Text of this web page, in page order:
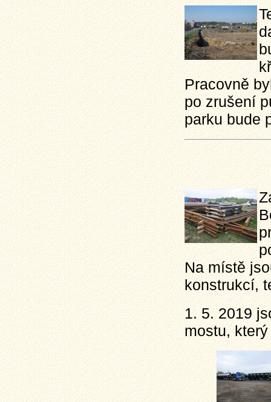
Pracovně
po zrušení
parku bude
Na místě
konstrukcí,
1. 5. 2019
mostu,